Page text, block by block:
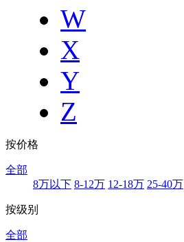
W
X
Y
Z
按价格
全部
8万以下 8-12万 12-18万 25-40万
按级别
全部